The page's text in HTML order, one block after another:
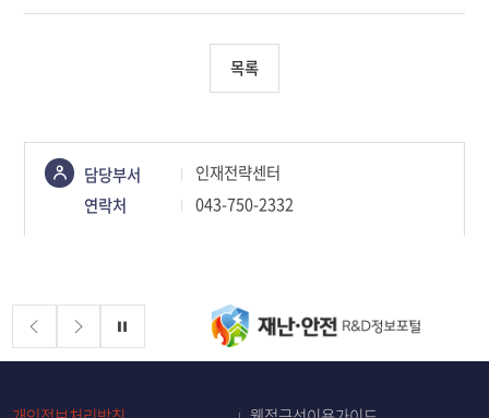
목록
콘텐츠
정보책임자
담당부서
인재전략센터
연락처
043-750-2332
배너존